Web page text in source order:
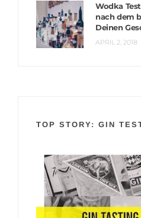
Wodka
nach dem
Deinen
APRIL 2, 2018
TOP STORY: GIN